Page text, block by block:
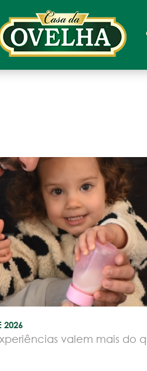
2026
valem mais do